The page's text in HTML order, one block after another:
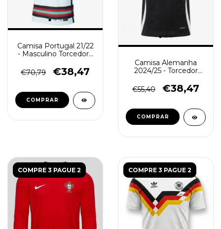
Camisa Portugal 21/22
- Masculino Torcedor -
€70,79
€38,47
COMPRAR
Camisa Alemanha
2024/25 - Torcedor
€55,40
€38,47
COMPRAR
COMPRE 3 PAGUE 2 COMPRE 3 PAGUE 2